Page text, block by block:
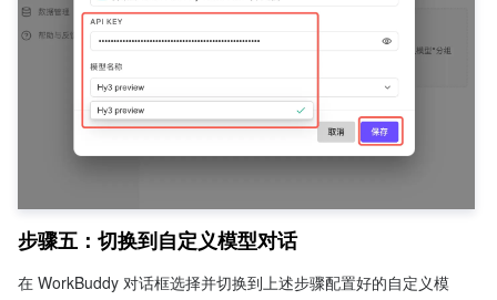
步骤五：切换到自定义模型对话
在 WorkBuddy 对话框选择并切换到上述步骤配置好的自定义模